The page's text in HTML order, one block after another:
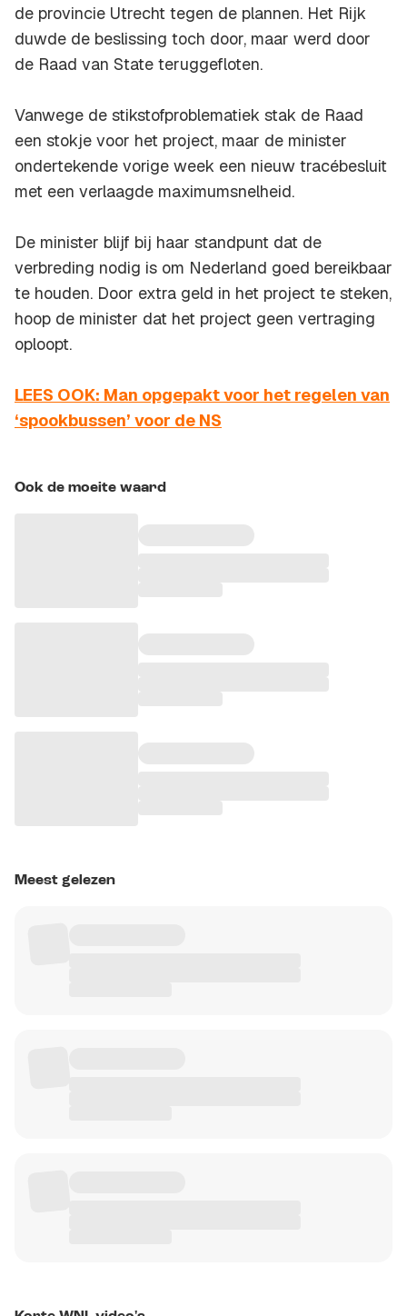
de provincie Utrecht tegen de plannen. Het Rijk
duwde de beslissing toch door, maar werd door
de Raad van State teruggefloten.
Vanwege de stikstofproblematiek stak de Raad
een stokje voor het project, maar de minister
ondertekende vorige week een nieuw tracébesluit
met een verlaagde maximumsnelheid.
De minister blijf bij haar standpunt dat de
verbreding nodig is om Nederland goed bereikbaar
te houden. Door extra geld in het project te steken,
hoop de minister dat het project geen vertraging
oploopt.
LEES OOK: Man opgepakt voor het regelen van
‘spookbussen’ voor de NS
Ook de moeite waard
Meest gelezen